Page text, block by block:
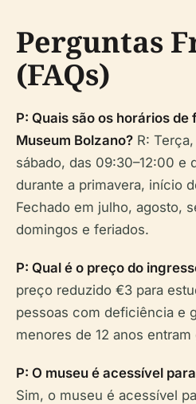
Perguntas
(FAQs)
P: Quais são os horários
Museum Bolzano? R:
sábado, das 09:30–12:00 e
durante a primavera, início
Fechado em julho, agosto,
domingos e feriados.
P: Qual é o preço do
preço reduzido €3 para
pessoas com deficiência e
menores de 12 anos
P: O museu é acessível
Sim, o museu é acessível